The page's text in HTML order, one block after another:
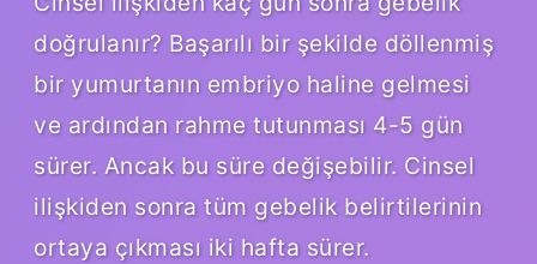
doğrulanır? Başarılı bir şekilde döllenmiş
bir yumurtanın embriyo haline gelmesi
ve ardından rahme tutunması 4-5 gün
sürer. Ancak bu süre değişebilir. Cinsel
ilişkiden sonra tüm gebelik belirtilerinin
ortaya çıkması iki hafta sürer.